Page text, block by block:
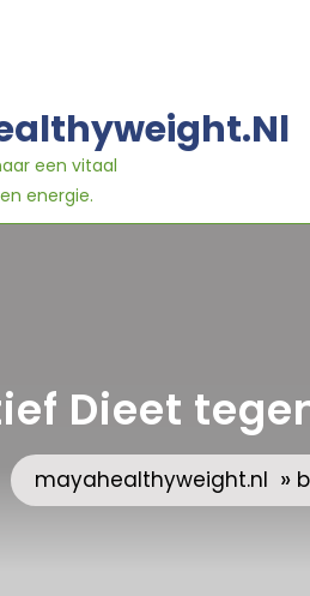
een vitaal
energie.
Dieet
mayahealthyweight.nl »